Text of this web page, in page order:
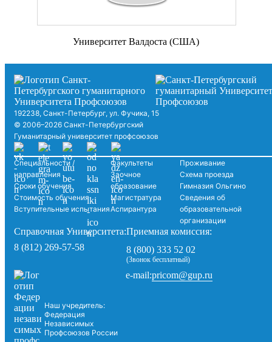
Университет Валдоста (США)
192238, Санкт-Петербург, ул. Фучика, 15
© 2006–2026 Санкт-Петербургский
Гуманитарный университет профсоюзов
Специальности /
направления
Сроки обучения
Стоимость обучения
Вступительные испытания
Факультеты
Заочное
образование
Магистратура
Аспирантура
Проживание
Схема проезда
Гимназия Ольгино
Сведения об
образовательной
организации
Справочная Университета:
8 (812) 269-57-58
Приемная комиссия:
8 (800) 333 52 02
(Звонок бесплатный)
Наш учредитель:
Федерация
Независимых
Профсоюзов России
e-mail:pricom@gup.ru